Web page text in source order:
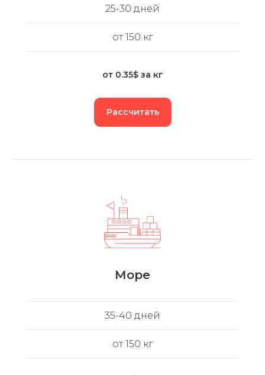
25-30 дней
от 150 кг
от 0.35$ за кг
Рассчитать
Море
35-40 дней
от 150 кг